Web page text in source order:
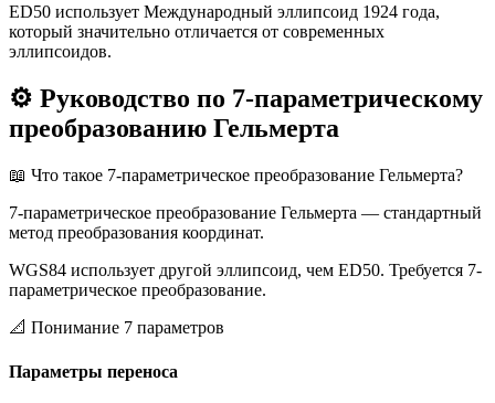
ED50 использует Международный эллипсоид 1924 года,
который значительно отличается от современных
эллипсоидов.
⚙️ Руководство по 7-параметрическому
преобразованию Гельмерта
📖 Что такое 7-параметрическое преобразование Гельмерта?
7-параметрическое преобразование Гельмерта — стандартный
метод преобразования координат.
WGS84 использует другой эллипсоид, чем ED50. Требуется 7-
параметрическое преобразование.
📐 Понимание 7 параметров
Параметры переноса